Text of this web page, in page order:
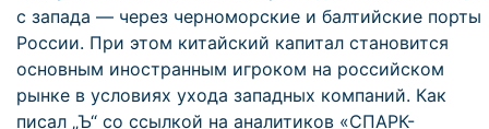
с запада — через черноморские и балтийские порты
России. При этом китайский капитал становится
основным иностранным игроком на российском
рынке в условиях ухода западных компаний. Как
писал „Ъ“ со ссылкой на аналитиков «СПАРК-